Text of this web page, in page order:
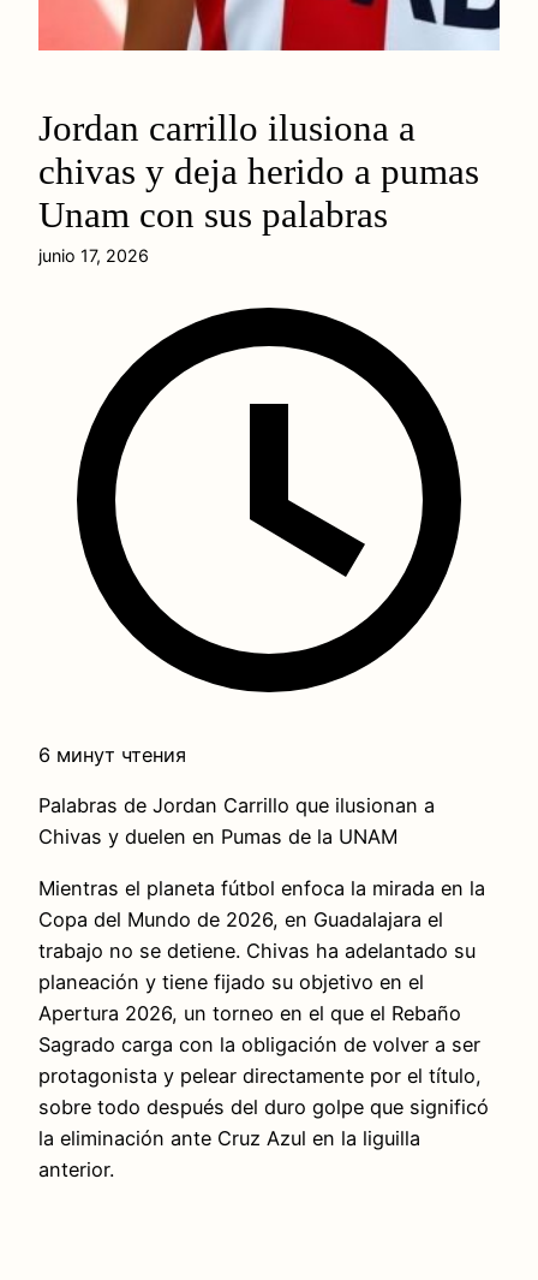
Jordan carrillo ilusiona a
chivas y deja herido a pumas
Unam con sus palabras
junio 17, 2026
6 минут чтения
Palabras de Jordan Carrillo que ilusionan a
Chivas y duelen en Pumas de la UNAM
Mientras el planeta fútbol enfoca la mirada en la
Copa del Mundo de 2026, en Guadalajara el
trabajo no se detiene. Chivas ha adelantado su
planeación y tiene fijado su objetivo en el
Apertura 2026, un torneo en el que el Rebaño
Sagrado carga con la obligación de volver a ser
protagonista y pelear directamente por el título,
sobre todo después del duro golpe que significó
la eliminación ante Cruz Azul en la liguilla
anterior.